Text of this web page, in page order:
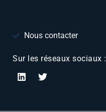
Nous contacter
Sur les réseaux sociaux :